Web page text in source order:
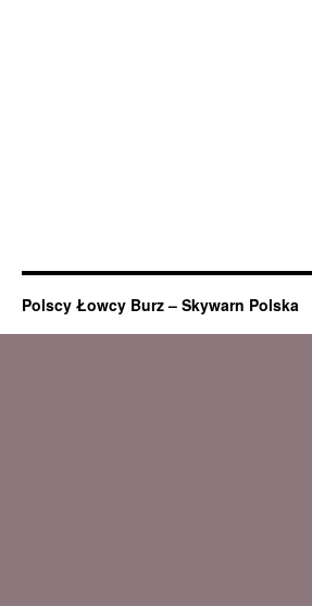
Polscy Łowcy Burz – Skywarn Polska